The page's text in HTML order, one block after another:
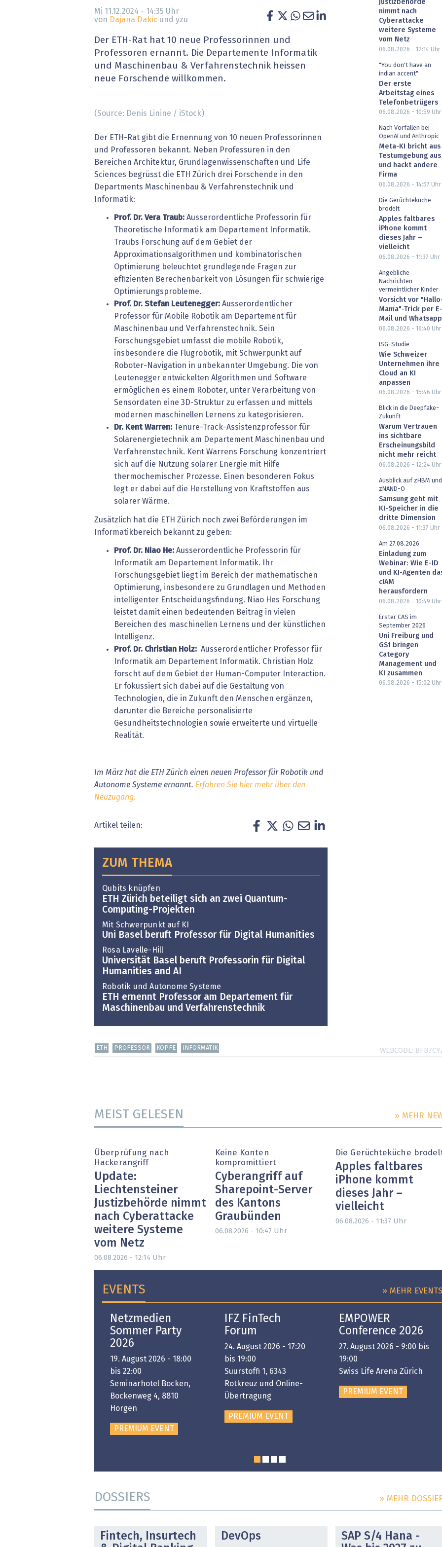
» alle News Gesundheit wird digital
Blockchain
EU-DSGVO
XaaS, Managed Services & Co.
IT for Health
Artificial Intelligence
Finance 2030
Fintech & Insurtech
Professional AV & Digital Signage
Mi 11.12.2024 - 14:35 Uhr
von Dajana Dakic und yzu
Der ETH-Rat hat 10 neue Professorinnen und
Professoren ernannt. Die Departemente Informatik
und Maschinenbau & Verfahrenstechnik heissen
neue Forschende willkommen.
(Source: Denis Linine / iStock)
Der ETH-Rat gibt die Ernennung von 10 neuen Professorinnen
und Professoren bekannt. Neben Professuren in den
Bereichen Architektur, Grundlagenwissenschaften und Life
Sciences begrüsst die ETH Zürich drei Forschende in den
Departments Maschinenbau & Verfahrenstechnik und
Informatik:
Prof. Dr. Vera Traub: Ausserordentliche Professorin für
Theoretische Informatik am Departement Informatik.
Traubs Forschung auf dem Gebiet der
Approximationsalgorithmen und kombinatorischen
Optimierung beleuchtet grundlegende Fragen zur
effizienten Berechenbarkeit von Lösungen für schwierige
Optimierungsprobleme.
Prof. Dr. Stefan Leutenegger: Ausserordentlicher
Professor für Mobile Robotik am Departement für
Maschinenbau und Verfahrenstechnik. Sein
Forschungsgebiet umfasst die mobile Robotik,
insbesondere die Flugrobotik, mit Schwerpunkt auf
Roboter-Navigation in unbekannter Umgebung. Die von
Leutenegger entwickelten Algorithmen und Software
ermöglichen es einem Roboter, unter Verarbeitung von
Sensordaten eine 3D-Struktur zu erfassen und mittels
modernen maschinellen Lernens zu kategorisieren.
Dr. Kent Warren: Tenure-Track-Assistenzprofessor für
Solarenergietechnik am Departement Maschinenbau und
Verfahrenstechnik. Kent Warrens Forschung konzentriert
sich auf die Nutzung solarer Energie mit Hilfe
thermochemischer Prozesse. Einen besonderen Fokus
legt er dabei auf die Herstellung von Kraftstoffen aus
solarer Wärme.
Zusätzlich hat die ETH Zürich noch zwei Beförderungen im
Informatikbereich bekannt zu geben:
Prof. Dr. Niao He: Ausserordentliche Professorin für
Informatik am Departement Informatik. Ihr
Forschungsgebiet liegt im Bereich der mathematischen
Optimierung, insbesondere zu Grundlagen und Methoden
intelligenter Entscheidungsfindung. Niao Hes Forschung
leistet damit einen bedeutenden Beitrag in vielen
Bereichen des maschinellen Lernens und der künstlichen
Intelligenz.
Prof. Dr. Christian Holz: Ausserordentlicher Professor für
Informatik am Departement Informatik. Christian Holz
forscht auf dem Gebiet der Human-Computer Interaction.
Er fokussiert sich dabei auf die Gestaltung von
Technologien, die in Zukunft den Menschen ergänzen,
darunter die Bereiche personalisierte
Gesundheitstechnologien sowie erweiterte und virtuelle
Realität.
Im März hat die ETH Zürich einen neuen Professor für Robotik und
Autonome Systeme ernannt. Erfahren Sie hier mehr über den
Neuzugang.
Artikel teilen:
ZUM THEMA
Qubits knüpfen
ETH Zürich beteiligt sich an zwei Quantum-
Computing-Projekten
Mit Schwerpunkt auf KI
Uni Basel beruft Professor für Digital Humanities
Rosa Lavelle-Hill
Universität Basel beruft Professorin für Digital
Humanities and AI
Robotik und Autonome Systeme
ETH ernennt Professor am Departement für
Maschinenbau und Verfahrenstechnik
Justizbehörde
nimmt nach
Cyberattacke
weitere Systeme
vom Netz
06.08.2026 - 12:14 Uhr
"You don't have an
indian accent"
Der erste
Arbeitstag eines
Telefonbetrügers
06.08.2026 - 10:59 Uhr
Nach Vorfällen bei
OpenAI und Anthropic
Meta-KI bricht aus
Testumgebung aus
und hackt andere
Firma
06.08.2026 - 14:57 Uhr
Die Gerüchteküche
brodelt
Apples faltbares
iPhone kommt
dieses Jahr –
vielleicht
06.08.2026 - 11:37 Uhr
Angebliche
Nachrichten
vermeintlicher Kinder
Vorsicht vor
Mama"-Trick per E-
Mail und Whatsapp
06.08.2026 - 16:40 Uhr
ISG-Studie
Wie Schweizer
Unternehmen ihre
Cloud an KI
anpassen
06.08.2026 - 15:46 Uhr
Blick in die Deepfake-
Zukunft
Warum Vertrauen
ins sichtbare
Erscheinungsbild
nicht mehr reicht
06.08.2026 - 12:24 Uhr
Ausblick auf zHBM und
zNAND-O
Samsung geht mit
KI-Speicher in die
dritte Dimension
06.08.2026 - 11:37 Uhr
Am 27.08.2026
Einladung zum
Webinar: Wie E-ID
und KI-Agenten
cIAM
herausfordern
06.08.2026 - 10:49 Uhr
Erster CAS im
September 2026
Uni Freiburg und
GS1 bringen
Category
Management und
KI zusammen
06.08.2026 - 15:02 Uhr
ETH PROFESSOR KÖPFE INFORMATIK WEBCODE
MEIST GELESEN » MEHR
Überprüfung nach
Hackerangriff
Update:
Liechtensteiner
Justizbehörde nimmt
nach Cyberattacke
weitere Systeme
vom Netz
06.08.2026 - 12:14 Uhr
Keine Konten
kompromittiert
Cyberangriff auf
Sharepoint-Server
des Kantons
Graubünden
06.08.2026 - 10:47 Uhr
Die Gerüchteküche
Apples faltbares
iPhone kommt
dieses Jahr –
vielleicht
06.08.2026 - 11:37 Uhr
EVENTS » MEHR
Netzmedien
Sommer Party
2026
19. August 2026 - 18:00
bis 22:00
Seminarhotel Bocken,
Bockenweg 4, 8810
Horgen
PREMIUM EVENT
IFZ FinTech
Forum
24. August 2026 - 17:20
bis 19:00
Suurstoffi 1, 6343
Rotkreuz und Online-
Übertragung
PREMIUM EVENT
EMPOWER
Conference 2026
27. August 2026 - 9:00 bis
19:00
Swiss Life Arena Zürich
PREMIUM EVENT
DOSSIERS » MEHR
Fintech, Insurtech
DevOps
SAP S/4 Hana -